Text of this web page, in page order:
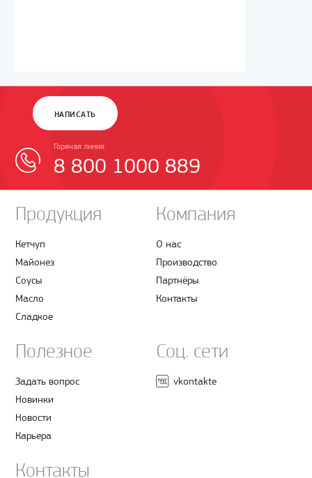
НАПИСАТЬ
Горячая линия
8 800 1000 889
Продукция
Кетчуп
Майонез
Соусы
Масло
Сладкое
Компания
О нас
Производство
Партнёры
Контакты
Полезное
Задать вопрос
Новинки
Новости
Карьера
Соц. сети
vkontakte
Контакты